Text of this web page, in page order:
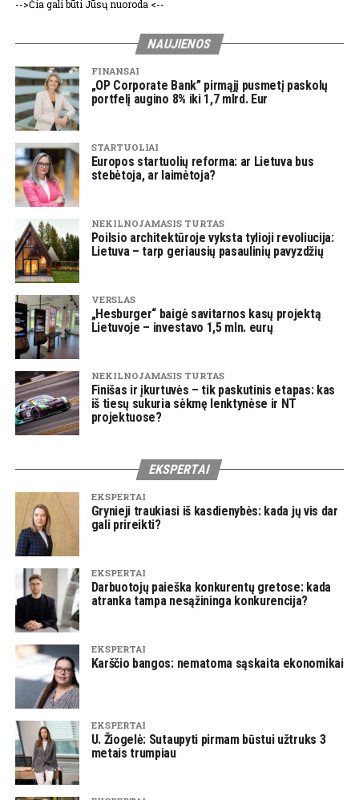
-->Čia gali būti Jūsų nuoroda <--
NAUJIENOS
FINANSAI
„OP Corporate Bank” pirmąjį pusmetį paskolų
portfelį augino 8% iki 1,7 mlrd. Eur
STARTUOLIAI
Europos startuolių reforma: ar Lietuva bus
stebėtoja, ar laimėtoja?
NEKILNOJAMASIS TURTAS
Poilsio architektūroje vyksta tylioji revoliucija:
Lietuva – tarp geriausių pasaulinių pavyzdžių
VERSLAS
„Hesburger“ baigė savitarnos kasų projektą
Lietuvoje – investavo 1,5 mln. eurų
NEKILNOJAMASIS TURTAS
Finišas ir įkurtuvės – tik paskutinis etapas: kas
iš tiesų sukuria sėkmę lenktynėse ir NT
projektuose?
EKSPERTAI
EKSPERTAI
Grynieji traukiasi iš kasdienybės: kada jų vis dar
gali prireikti?
EKSPERTAI
Darbuotojų paieška konkurentų gretose: kada
atranka tampa nesąžininga konkurencija?
EKSPERTAI
Karščio bangos: nematoma sąskaita ekonomikai
EKSPERTAI
U. Žiogelė: Sutaupyti pirmam būstui užtruks 3
metais trumpiau